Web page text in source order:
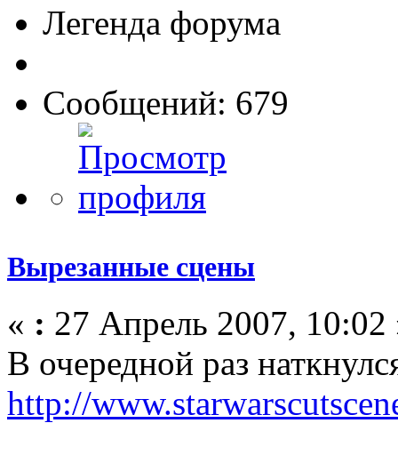
Легенда форума
Сообщений: 679
Вырезанные сцены
« : 27 Апрель 2007, 10:02
В очередной раз
http://